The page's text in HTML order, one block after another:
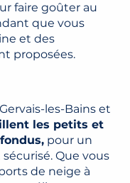
faire goûter au
que vous
et des
proposées.
les-Bains et
les petits et
pour un
Que vous
de neige à